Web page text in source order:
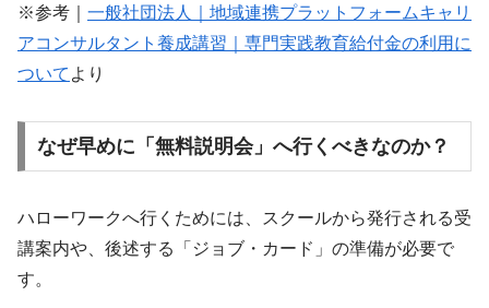
※参考｜ 一般社団法人｜地域連携プラットフォームキャリ
アコンサルタント養成講習｜専門実践教育給付金の利用に
ついて より
なぜ早めに「無料説明会」へ行くべきなのか？
ハローワークへ行くためには、スクールから発行される受
講案内や、後述する「ジョブ・カード」の準備が必要で
す。